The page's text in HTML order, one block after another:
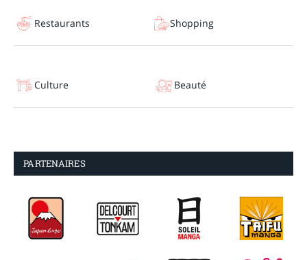
Restaurants Shopping
Culture Beauté
PARTENAIRES